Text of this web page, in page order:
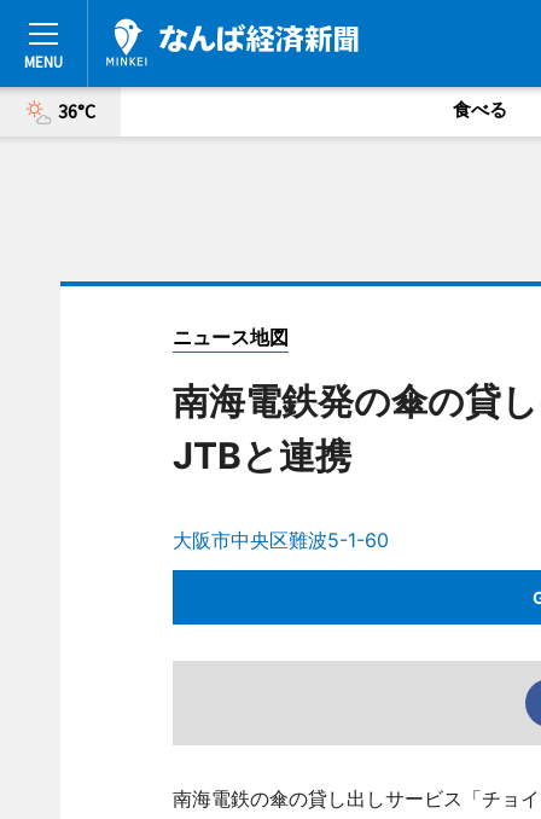
36°C 食べる
ニュース地図
南海電鉄発の傘の貸
JTBと連携
大阪市中央区難波5-1-60
南海電鉄の傘の貸し出しサービス「チョ